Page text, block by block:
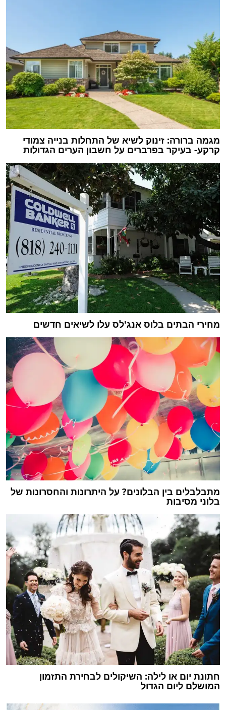
מגמה ברורה: זינוק לשיא של התחלות בנייה צמודי
קרקע- בעיקר בפרברים על חשבון הערים הגדולות
מחירי הבתים בלוס אנג'לס עלו לשיאים חדשים
מתבלבלים בין הבלונים? על היתרונות והחסרונות של
בלוני מסיבות
חתונת יום או לילה: השיקולים לבחירת התזמון
המושלם ליום הגדול